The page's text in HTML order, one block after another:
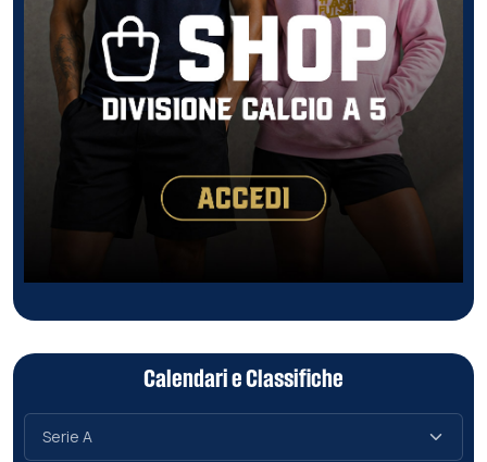
Calendari e Classifiche